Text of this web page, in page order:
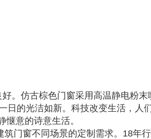
。仿古棕色门窗采用高温静电粉末
日的光洁如新。科技改变生活，人
意的诗意生活。
门窗不同场景的定制需求。18年